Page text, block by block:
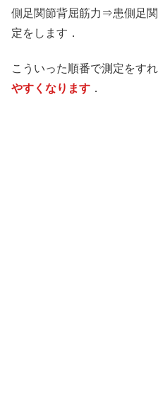
側足関節背屈筋力⇒患側足
定をします．
こういった順番で測定をす
やすくなります ．